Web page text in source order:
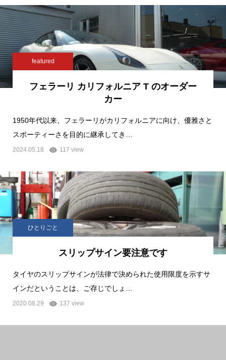
featured
フェラーリ カリフォルニア T のオーダー
カー
1950年代以来、フェラーリがカリフォルニアに向け、優雅さと
スポーティーさを目的に継承してき…
2024.05.18 117 view
ひとりごと
スリップサイン要注意です
タイヤのスリップサインが法律で決められた使用限度を示すサ
インだということは、ご存じでしょ…
2020.08.29 137 view